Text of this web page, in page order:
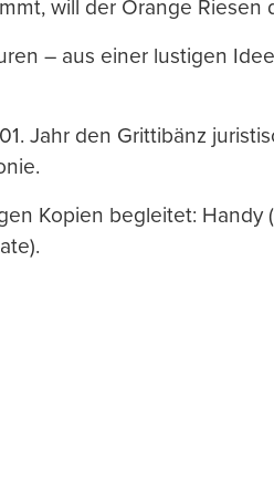
will der Orange Riesen
– aus einer lustigen
Jahr den Grittibänz
Kopien begleitet: Handy